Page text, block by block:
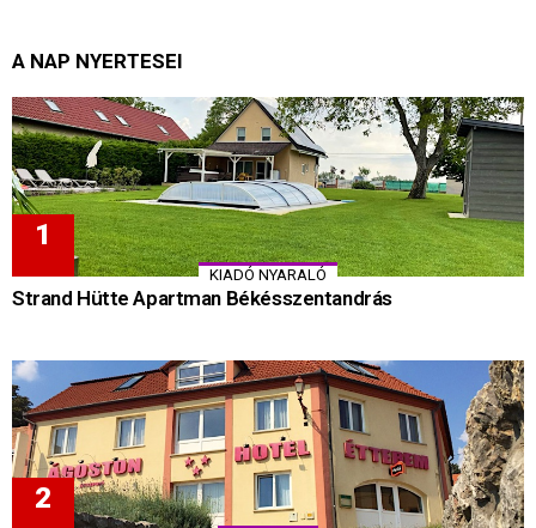
A NAP NYERTESEI
KIADÓ NYARALÓ
Strand Hütte Apartman Békésszentandrás